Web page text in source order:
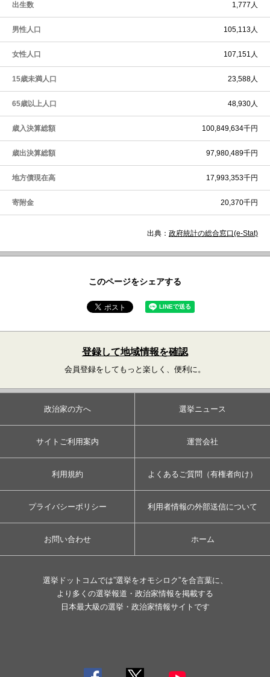
出生数 1,777人
男性人口 105,113人
女性人口 107,151人
15歳未満人口 23,588人
65歳以上人口 48,930人
歳入決算総額 100,849,634千円
歳出決算総額 97,980,489千円
地方債現在高 17,993,353千円
寄附金 20,370千円
出典： 政府統計の総合窓口(e-Stat)
このページをシェアする
登録して地域情報を確認
会員登録をしてもっと楽しく、便利に。
政治家の方へ 選挙ニュース
サイトご利用案内 運営会社
利用規約 よくあるご質問（有権者向け）
プライバシーポリシー 利用者情報の外部送信について
お問い合わせ ホーム
選挙ドットコムでは”選挙をオモシロク”を合言葉に、
より多くの選挙報道・政治家情報を掲載する
日本最大級の選挙・政治家情報サイトです